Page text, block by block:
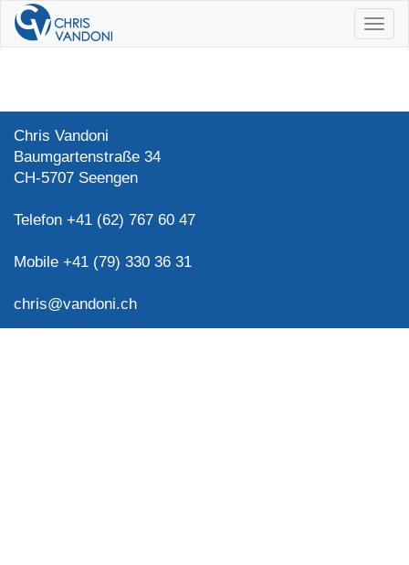
ein/
Chris Vandoni
Baumgartenstraße 34
CH-5707 Seengen
Telefon +41 (62) 767 60 47
Mobile +41 (79) 330 36 31
chris@vandoni.ch